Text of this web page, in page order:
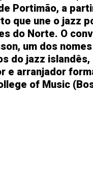
Portimão, a
que une o jazz
do Norte. O
um dos
do jazz
e arranjador
of Music